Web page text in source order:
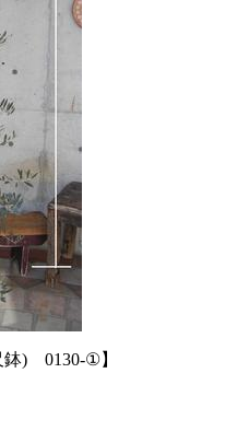
鉢) 0130-①】